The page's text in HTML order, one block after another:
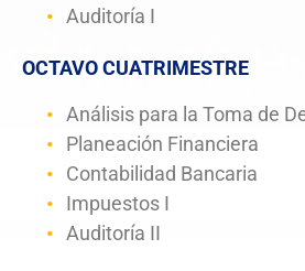
Auditoría I
OCTAVO CUATRIMESTRE
Análisis para la Toma de
Planeación Financiera
Contabilidad Bancaria
Impuestos I
Auditoría II